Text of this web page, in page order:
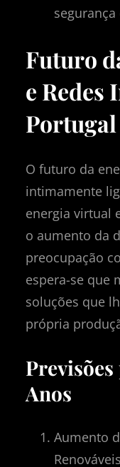
Futuro
e Redes
Portugal
O futuro da
intimamente
energia virtual
o aumento da
preocupação
espera-se que
soluções que
própria
Anos
Aumento